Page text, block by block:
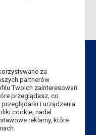
w Lesznie
100 Leszno
za
partnerów
Twoich zainteresowań
przeglądasz, co
i urządzenia
cookie, nadal
reklamy, które